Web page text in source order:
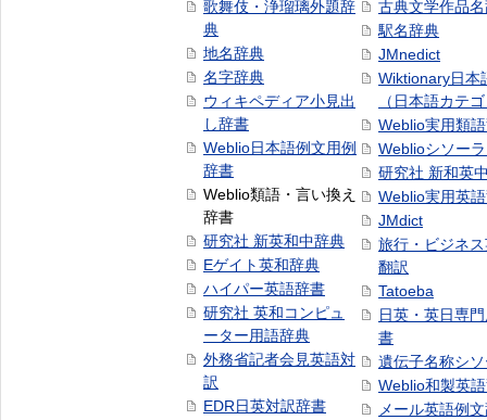
歌舞伎・浄瑠璃外題辞
典
地名辞典
名字辞典
ウィキペディア小見出
し辞書
Weblio日本語例文用例
辞書
Weblio類語・言い換え
辞書
研究社 新英和中辞典
Eゲイト英和辞典
ハイパー英語辞書
研究社 英和コンピュ
ーター用語辞典
外務省記者会見英語対
訳
EDR日英対訳辞書
古典文学作品
駅名辞典
JMnedict
Wiktionary日本
（日本語カテ
Weblio実用類
Weblioシソー
研究社 新和英
Weblio実用英
JMdict
旅行・ビジネ
翻訳
Tatoeba
日英・英日専
書
遺伝子名称シ
Weblio和製英
メール英語例